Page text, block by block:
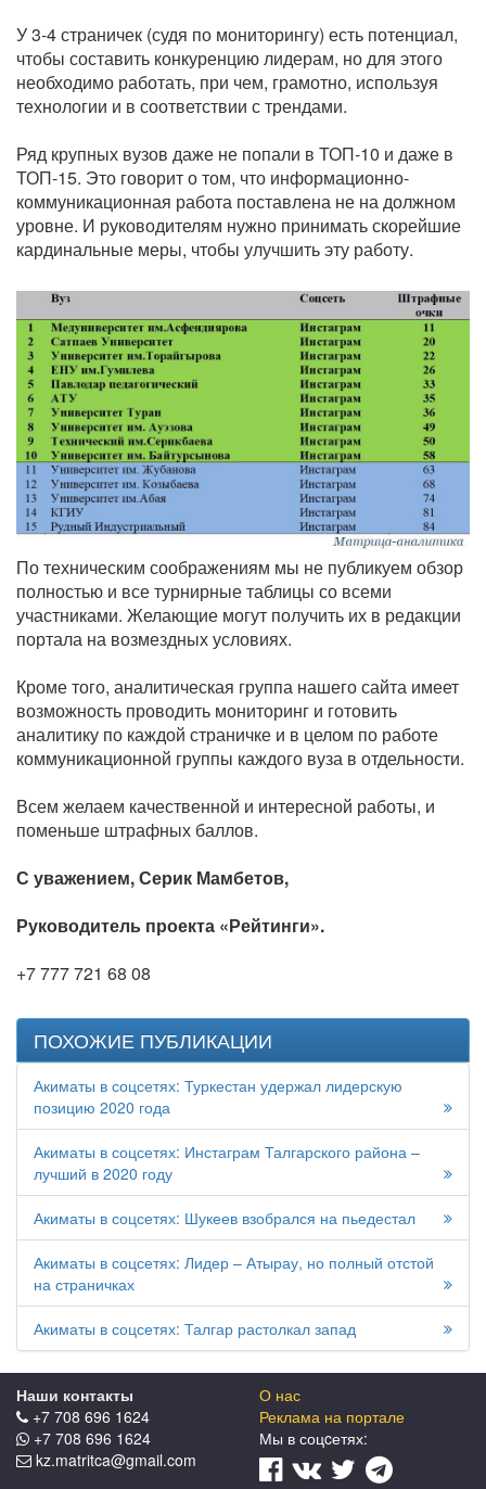
У 3-4 страничек (судя по мониторингу) есть потенциал,
чтобы составить конкуренцию лидерам, но для этого
необходимо работать, при чем, грамотно, используя
технологии и в соответствии с трендами.
Ряд крупных вузов даже не попали в ТОП-10 и даже в
ТОП-15. Это говорит о том, что информационно-
коммуникационная работа поставлена не на должном
уровне. И руководителям нужно принимать скорейшие
кардинальные меры, чтобы улучшить эту работу.
По техническим соображениям мы не публикуем обзор
полностью и все турнирные таблицы со всеми
участниками. Желающие могут получить их в редакции
портала на возмездных условиях.
Кроме того, аналитическая группа нашего сайта имеет
возможность проводить мониторинг и готовить
аналитику по каждой страничке и в целом по работе
коммуникационной группы каждого вуза в отдельности.
Всем желаем качественной и интересной работы, и
поменьше штрафных баллов.
С уважением, Серик Мамбетов,
Руководитель проекта «Рейтинги».
+7 777 721 68 08
ПОХОЖИЕ ПУБЛИКАЦИИ
Акиматы в соцсетях: Туркестан удержал лидерскую
позицию 2020 года
Акиматы в соцсетях: Инстаграм Талгарского района –
лучший в 2020 году
Акиматы в соцсетях: Шукеев взобрался на пьедестал
Акиматы в соцсетях: Лидер – Атырау, но полный отстой
на страничках
Акиматы в соцсетях: Талгар растолкал запад
Наши контакты
+7 708 696 1624
+7 708 696 1624
kz.matritca@gmail.com
О нас
Реклама на портале
Мы в соцcетях: